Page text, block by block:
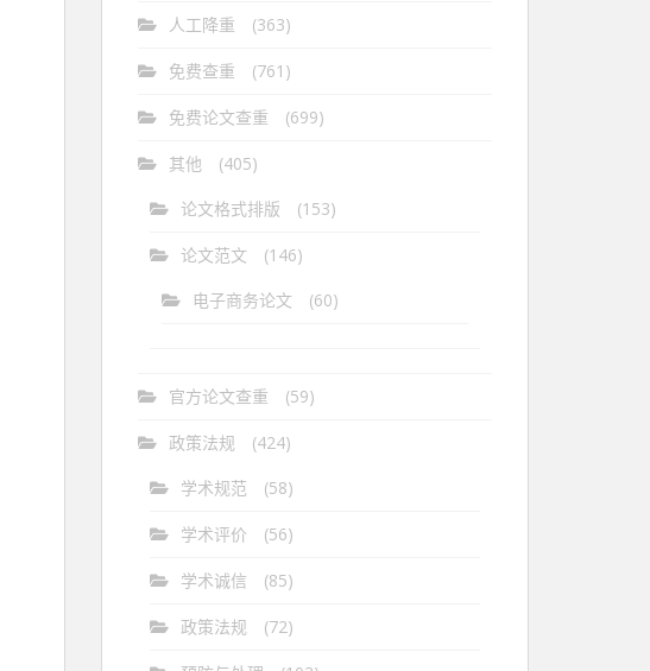
人工降重 (363)
免费查重 (761)
免费论文查重 (699)
其他
(405)
论文格式排版
(153)
论文范文
(146)
电子商务论文
(60)
官方论文查重 (59)
政策法规
(424)
学术规范
(58)
学术评价 (56)
学术诚信 (85)
政策法规 (72)